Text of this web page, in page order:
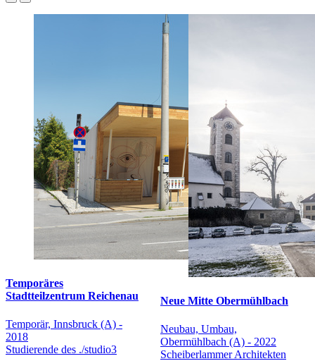
Temporäres
Stadtteilzentrum Reichenau
Temporär, Innsbruck (A) -
2018
Studierende des ./studio3
Neue Mitte Obermühlbach
Neubau, Umbau,
Obermühlbach (A) - 2022
Scheiberlammer Architekten